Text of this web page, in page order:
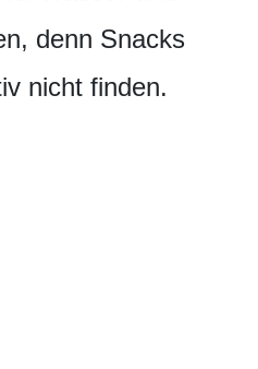
denn Snacks
nicht finden.